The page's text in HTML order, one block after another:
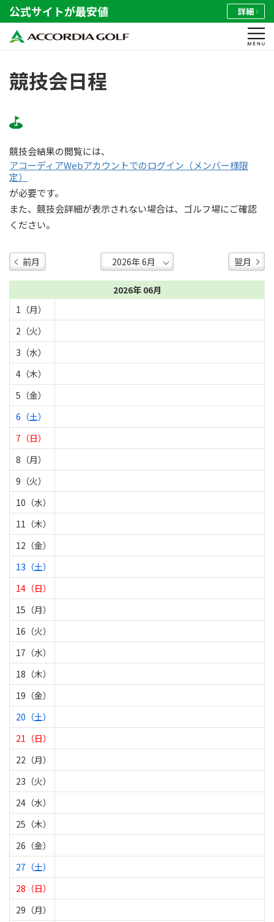
公式サイトが最安値 詳細
競技会日程
競技会結果の閲覧には、
アコーディアWebアカウントでのログイン（メンバー様限
定）
が必要です。
また、競技会詳細が表示されない場合は、ゴルフ場にご確認
ください。
前月 翌月
2026年 06月
1（月）
2（火）
3（水）
4（木）
5（金）
6（土）
7（日）
8（月）
9（火）
10（水）
11（木）
12（金）
13（土）
14（日）
15（月）
16（火）
17（水）
18（木）
19（金）
20（土）
21（日）
22（月）
23（火）
24（水）
25（木）
26（金）
27（土）
28（日）
29（月）